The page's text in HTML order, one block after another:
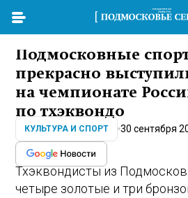
Подмосковные
прекрасно
на чемпионате
по тхэквондо
КУЛЬТУРА И СПОРТ 30 сентября
Тхэквондисты из
четыре золотые и три